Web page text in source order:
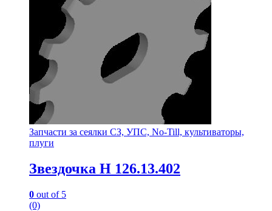
Запчасти за сеялки СЗ, УПС, No-Till, культиваторы,
плуги
Звездочка Н 126.13.402
0 out of 5
(0)